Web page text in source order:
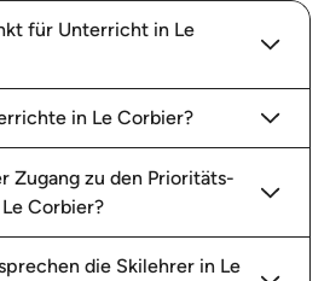
für Unterricht in Le
in Le Corbier?
Zugang zu den Prioritäts-
Corbier?
die Skilehrer in Le